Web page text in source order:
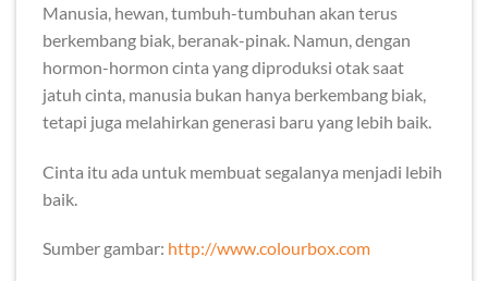
Manusia, hewan, tumbuh-tumbuhan akan terus
berkembang biak, beranak-pinak. Namun, dengan
hormon-hormon cinta yang diproduksi otak saat
jatuh cinta, manusia bukan hanya berkembang biak,
tetapi juga melahirkan generasi baru yang lebih baik.
Cinta itu ada untuk membuat segalanya menjadi lebih
baik.
Sumber gambar: http://www.colourbox.com